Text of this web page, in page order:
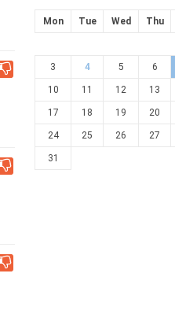
Mon Tue Wed Thu
3 4 5 6
10 11 12 13
17 18 19 20
24 25 26 27
31